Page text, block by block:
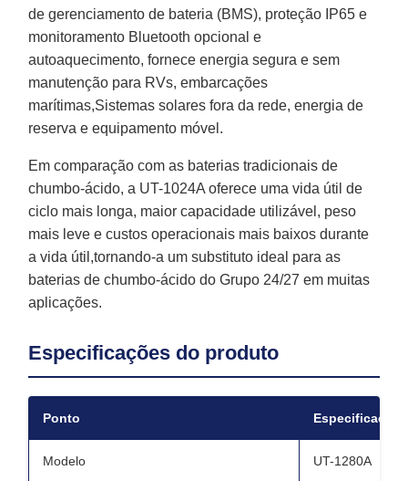
de gerenciamento de bateria (BMS), proteção IP65 e
monitoramento Bluetooth opcional e
autoaquecimento, fornece energia segura e sem
manutenção para RVs, embarcações
marítimas,Sistemas solares fora da rede, energia de
reserva e equipamento móvel.
Em comparação com as baterias tradicionais de
chumbo-ácido, a UT-1024A oferece uma vida útil de
ciclo mais longa, maior capacidade utilizável, peso
mais leve e custos operacionais mais baixos durante
a vida útil,tornando-a um substituto ideal para as
baterias de chumbo-ácido do Grupo 24/27 em muitas
aplicações.
Especificações do produto
Ponto Especificações
Modelo UT-1280A